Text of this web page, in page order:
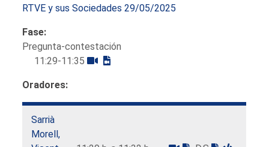
RTVE y sus Sociedades 29/05/2025
Fase:
Pregunta-contestación
11:29-11:35
Oradores:
Sarrià
Morell,